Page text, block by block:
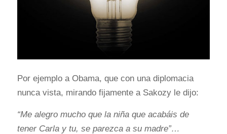
Por ejemplo a Obama, que con una diplomacia
nunca vista, mirando fijamente a Sakozy le dijo:
“Me alegro mucho que la niña que acabáis de
tener Carla y tu, se parezca a su madre”…